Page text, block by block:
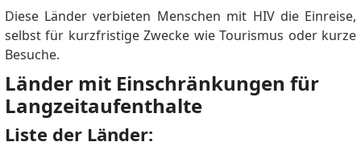
Diese Länder verbieten Menschen mit HIV die Einreise,
selbst für kurzfristige Zwecke wie Tourismus oder kurze
Besuche.
Länder mit Einschränkungen für
Langzeitaufenthalte
Liste der Länder: